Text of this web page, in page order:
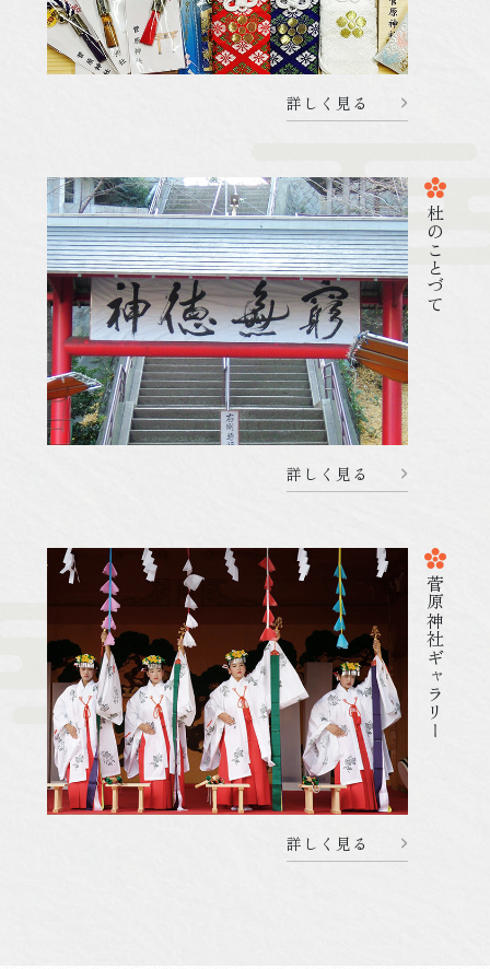
2026.01.24 祭 事・行 事
令和8年 節分祭のご案内
詳しく見る
2025.12.13 杜のことづて
071213 12月31日のご祈祷受付
詳しく見る
詳しく見る
詳しく見る
杜のことづて
詳しく見る
菅原神社ギャラリー